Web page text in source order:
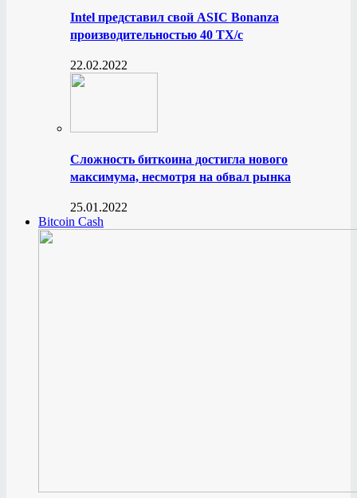
Intel представил свой ASIC Bonanza
производительностью 40 ТХ/с
22.02.2022
Сложность биткоина достигла нового
максимума, несмотря на обвал рынка
25.01.2022
Bitcoin Cash